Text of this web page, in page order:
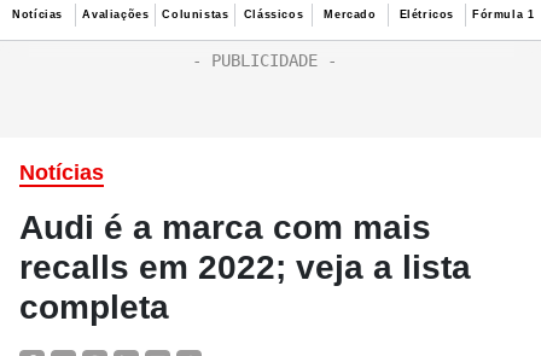
Notícias Avaliações Colunistas Clássicos Mercado Elétricos Fórmula 1
Notícias
Audi é a marca com mais
recalls em 2022; veja a lista
completa